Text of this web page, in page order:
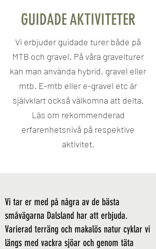
GUIDADE AKTIVITETER
Vi erbjuder guidade turer både på
MTB och gravel. På våra gravelturer
kan man använda hybrid, gravel eller
mtb. E-mtb eller e-gravel etc är
självklart också välkomna att delta.
Läs om rekommenderad
erfarenhetsnivå på respektive
aktivitet.
Vi tar er med på några av de bästa
småvägarna Dalsland har att erbjuda.
Varierad terräng och makalös natur cyklar vi
längs med vackra sjöar och genom täta